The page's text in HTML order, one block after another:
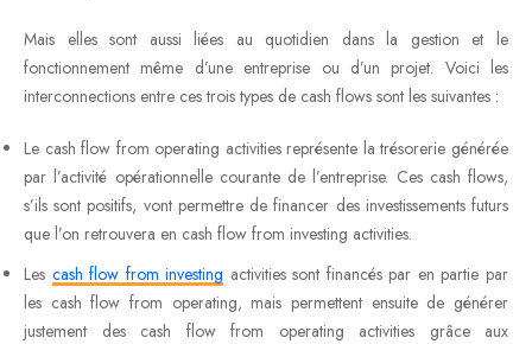
Mais elles sont aussi liées au quotidien dans la gestion et le
fonctionnement même d’une entreprise ou d’un projet. Voici les
interconnections entre ces trois types de cash flows sont les suivantes :
Le cash flow from operating activities représente la trésorerie générée
par l’activité opérationnelle courante de l’entreprise. Ces cash flows,
s’ils sont positifs, vont permettre de financer des investissements futurs
que l’on retrouvera en cash flow from investing activities.
Les cash flow from investing activities sont financés par en partie par
les cash flow from operating, mais permettent ensuite de générer
justement des cash flow from operating activities grâce aux